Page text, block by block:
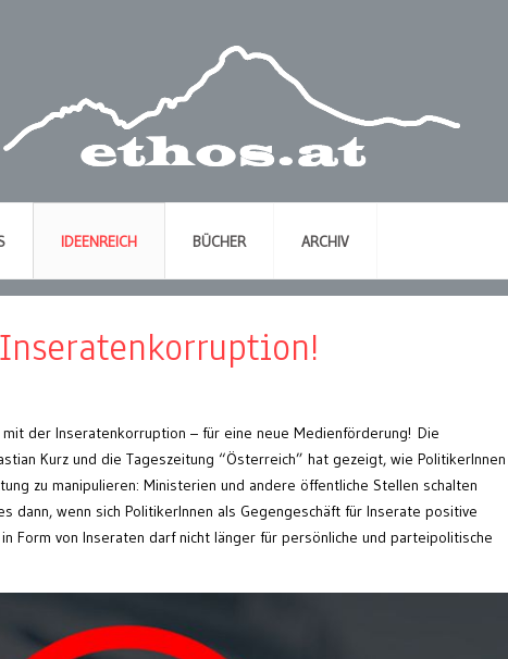
IDEENREICH BÜCHER ARCHIV
der Inseratenkorruption – für eine neue Medienförderung! Die
Kurz und die Tageszeitung “Österreich” hat gezeigt, wie PolitikerInnen
zu manipulieren: Ministerien und andere öffentliche Stellen schalten
dann, wenn sich PolitikerInnen als Gegengeschäft für Inserate positive
Form von Inseraten darf nicht länger für persönliche und parteipolitische